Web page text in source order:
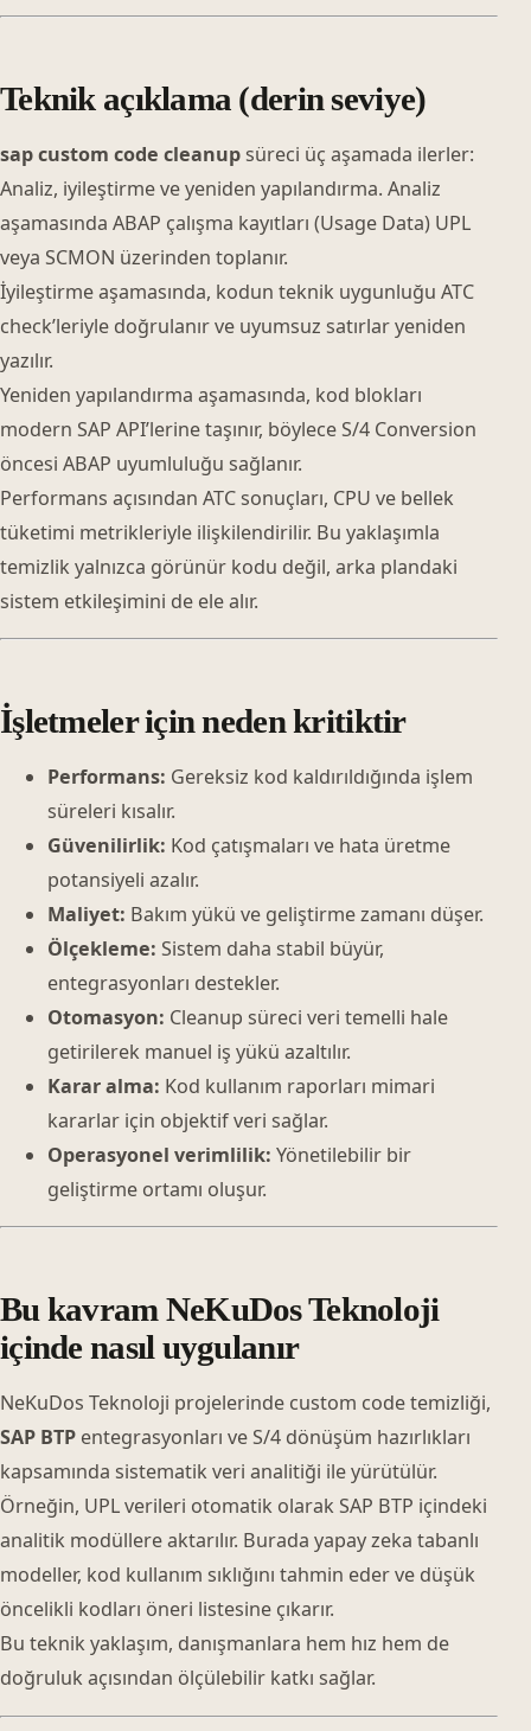
Teknik açıklama (derin seviye)
sap custom code cleanup süreci üç aşamada ilerler:
Analiz, iyileştirme ve yeniden yapılandırma. Analiz
aşamasında ABAP çalışma kayıtları (Usage Data) UPL
veya SCMON üzerinden toplanır.
İyileştirme aşamasında, kodun teknik uygunluğu ATC
check’leriyle doğrulanır ve uyumsuz satırlar yeniden
yazılır.
Yeniden yapılandırma aşamasında, kod blokları
modern SAP API’lerine taşınır, böylece S/4 Conversion
öncesi ABAP uyumluluğu sağlanır.
Performans açısından ATC sonuçları, CPU ve bellek
tüketimi metrikleriyle ilişkilendirilir. Bu yaklaşımla
temizlik yalnızca görünür kodu değil, arka plandaki
sistem etkileşimini de ele alır.
İşletmeler için neden kritiktir
Performans: Gereksiz kod kaldırıldığında işlem
süreleri kısalır.
Güvenilirlik: Kod çatışmaları ve hata üretme
potansiyeli azalır.
Maliyet: Bakım yükü ve geliştirme zamanı düşer.
Ölçekleme: Sistem daha stabil büyür,
entegrasyonları destekler.
Otomasyon: Cleanup süreci veri temelli hale
getirilerek manuel iş yükü azaltılır.
Karar alma: Kod kullanım raporları mimari
kararlar için objektif veri sağlar.
Operasyonel verimlilik: Yönetilebilir bir
geliştirme ortamı oluşur.
Bu kavram NeKuDos Teknoloji
içinde nasıl uygulanır
NeKuDos Teknoloji projelerinde custom code temizliği,
SAP BTP entegrasyonları ve S/4 dönüşüm hazırlıkları
kapsamında sistematik veri analitiği ile yürütülür.
Örneğin, UPL verileri otomatik olarak SAP BTP içindeki
analitik modüllere aktarılır. Burada yapay zeka tabanlı
modeller, kod kullanım sıklığını tahmin eder ve düşük
öncelikli kodları öneri listesine çıkarır.
Bu teknik yaklaşım, danışmanlara hem hız hem de
doğruluk açısından ölçülebilir katkı sağlar.